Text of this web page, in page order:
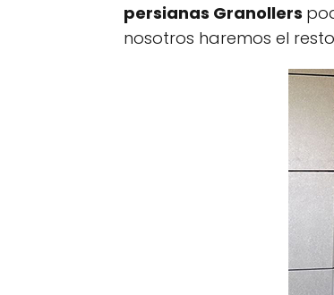
persianas Granollers
nosotros haremos el